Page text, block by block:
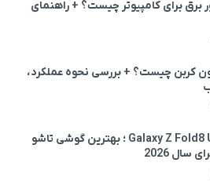
برق برای کامپیوتر چیست؟ + راهنمای
کربن چیست؟ + بررسی نحوه عملکرد،
بررسی Galaxy Z Fold8 Ultra ؛ بهترین گوشی تاشو
2026